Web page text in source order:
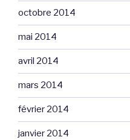
octobre 2014
mai 2014
avril 2014
mars 2014
février 2014
janvier 2014